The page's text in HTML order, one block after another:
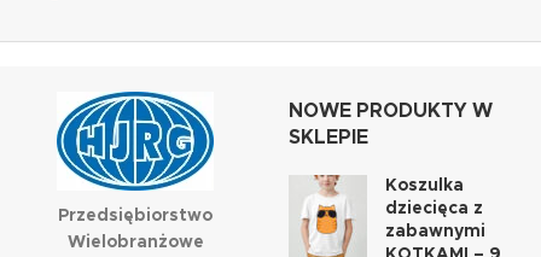
Przedsiębiorstwo
Wielobranżowe
NOWE PRODUKTY W
SKLEPIE
Koszulka
dziecięca z
zabawnymi